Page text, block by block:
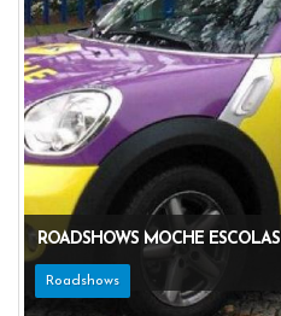
ROADSHOWS MOCHE ESCOLAS
Roadshows